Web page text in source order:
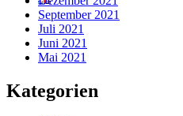
September 2021
Juli 2021
Juni 2021
Mai 2021
Kategorien